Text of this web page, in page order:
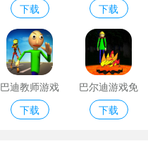
版游戏免费版
下载 游戏版
下载
巴迪教师游戏
手机版
下载
巴尔迪游戏免
费版
下载